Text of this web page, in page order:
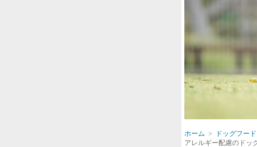
ホーム ドッグフー
アレルギー配慮のドッ